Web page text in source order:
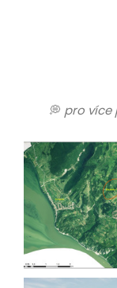
💭 pro více